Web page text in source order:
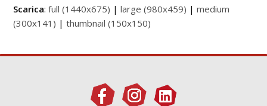
Scarica:full (1440x675) |large (980x459) |medium
(300x141) |thumbnail (150x150)